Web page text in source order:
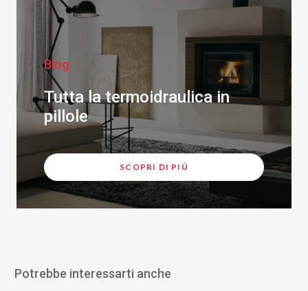
Blog
Tutta la termoidraulica in
pillole
SCOPRI DI PIÙ
Potrebbe interessarti anche